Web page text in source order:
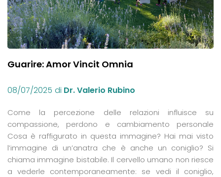
Guarire: Amor Vincit Omnia
08/07/2025 di Dr. Valerio Rubino
Come la percezione delle relazioni influisce su
compassione, perdono e cambiamento personale
Cosa è raffigurato in questa immagine? Hai mai visto
l’immagine di un’anatra che è anche un coniglio? Si
chiama immagine bistabile. Il cervello umano non riesce
a vederle contemporaneamente: se vedi il coniglio,